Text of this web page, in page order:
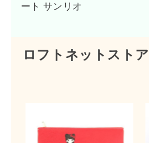
ート サンリオ
ロフトネットストア